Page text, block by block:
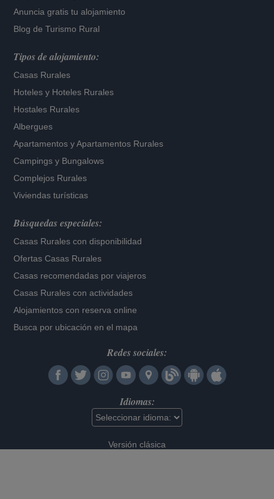
Anuncia gratis tu alojamiento
Blog de Turismo Rural
Tipos de alojamiento:
Casas Rurales
Hoteles y Hoteles Rurales
Hostales Rurales
Albergues
Apartamentos yApartamentos Rurales
Campings y Bungalows
Complejos Rurales
Viviendas turísticas
Búsquedas especiales:
Casas Rurales con disponibilidad
Ofertas Casas Rurales
Casas recomendadas por viajeros
Casas Rurales con actividades
Alojamientos con reserva online
Busca por ubicación en el mapa
Redes sociales:
Idiomas:
Versión clásica